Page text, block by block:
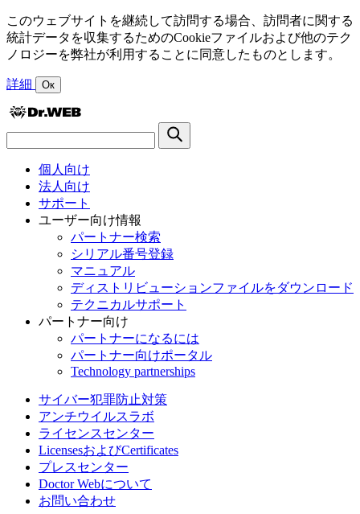
このウェブサイトを継続して訪問する場合、訪問者に関する
統計データを収集するためのCookieファイルおよび他のテク
ノロジーを弊社が利用することに同意したものとします。
詳細 Ок
個人向け
法人向け
サポート
ユーザー向け情報
パートナー検索
シリアル番号登録
マニュアル
ディストリビューションファイルをダウンロード
テクニカルサポート
パートナー向け
パートナーになるには
パートナー向けポータル
Technology partnerships
サイバー犯罪防止対策
アンチウイルスラボ
ライセンスセンター
LicensesおよびCertificates
プレスセンター
Doctor Webについて
お問い合わせ